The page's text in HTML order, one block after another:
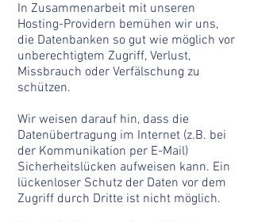
In Zusammenarbeit mit unseren
Hosting-Providern bemühen wir uns,
die Datenbanken so gut wie möglich vor
unberechtigtem Zugriff, Verlust,
Missbrauch oder Verfälschung zu
schützen.
Wir weisen darauf hin, dass die
Datenübertragung im Internet (z.B. bei
der Kommunikation per E-Mail)
Sicherheitslücken aufweisen kann. Ein
lückenloser Schutz der Daten vor dem
Zugriff durch Dritte ist nicht möglich.